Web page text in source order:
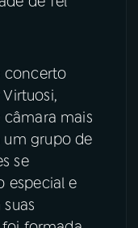
concerto
mais
um grupo de
se
especial e